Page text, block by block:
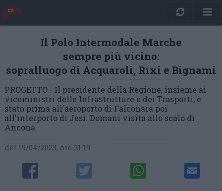
Il Polo Intermodale Marche
sempre più vicino:
sopralluogo di Acquaroli, Rixi e Bignami
PROGETTO - Il presidente della Regione, insieme ai
viceministri delle Infrastrutture e dei Trasporti, è
stato prima all'aeroporto di Falconara poi
all'interporto di Jesi. Domani visita allo scalo di
Ancona
del 19/04/2023, ore 21:19